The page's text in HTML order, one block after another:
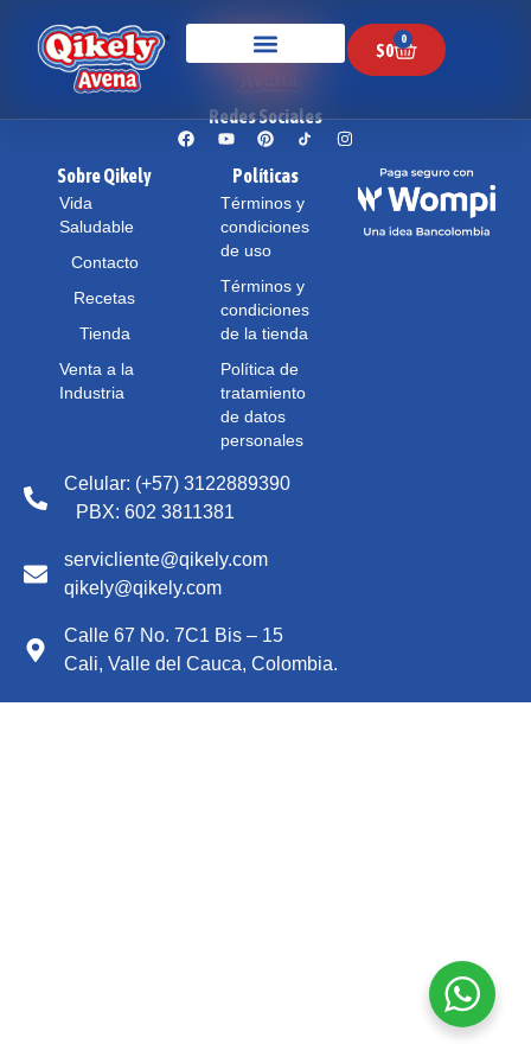
$0
0
Redes Sociales
Sobre Qikely
Vida
Saludable
Contacto
Recetas
Tienda
Venta a la
Industria
Políticas
Términos y
condiciones
de uso
Términos y
condiciones
de la tienda
Política de
tratamiento
de datos
personales
Celular: (+57) 3122889390
PBX: 602 3811381
servicliente@qikely.com
qikely@qikely.com
Calle 67 No. 7C1 Bis – 15
Cali, Valle del Cauca, Colombia.